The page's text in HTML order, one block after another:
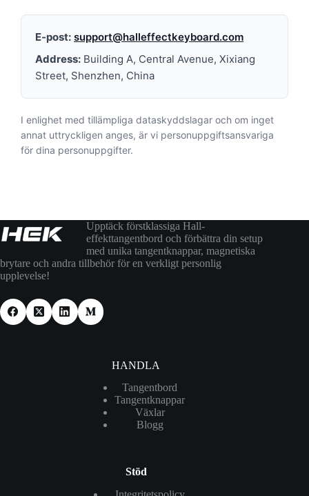
E-post: support@halleffectkeyboard.com
Address: Building A, Central Avenue, Xixiang
Street, Shenzhen, China
I enlighet med tillämpliga dataskyddslagar och om inget
annat uttryckligen anges, är vi personuppgiftsansvariga
för dina personuppgifter.
Upptäck förstklassiga Hall-
effekttangentbord och förbättra din setup
med unika tangentknappar, magnetiska
brytare och andra tillbehör för en verkligt personlig
upplevelse!
HANDLA
Tangentbord
Tangentknappar
Växlar
Blogg
Stöd